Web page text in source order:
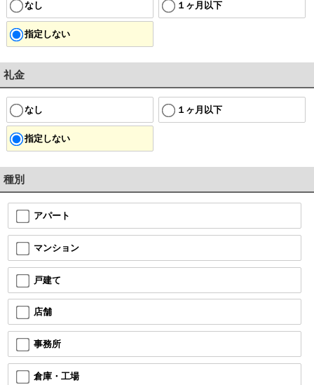
なし １ヶ月以下
指定しない
礼金
なし １ヶ月以下
指定しない
種別
アパート
マンション
戸建て
店舗
事務所
倉庫・工場